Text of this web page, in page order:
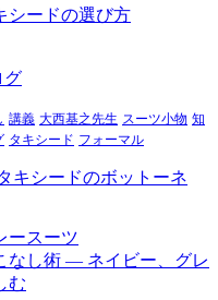
シードの選び方
グ
講義 大西基之先生 スーツ小物 知
タキシード フォーマル
ースーツ
なし術 ― ネイビー、グレ
む